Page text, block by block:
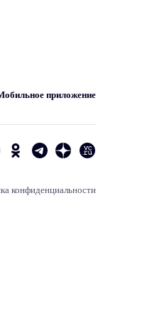
приложение
конфиденциальности